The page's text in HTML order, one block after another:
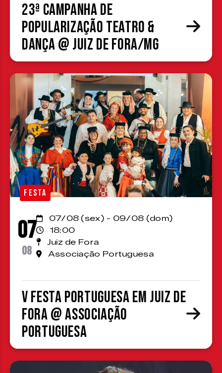
23ª Campanha de
Popularização Teatro &
Dança @ Juiz de Fora/MG
FESTA
07
08
07/08 (sex) - 09/08 (dom)
18:00
Juiz de Fora
Associação Portuguesa
V Festa Portuguesa em Juiz de
Fora @ Associação
Portuguesa